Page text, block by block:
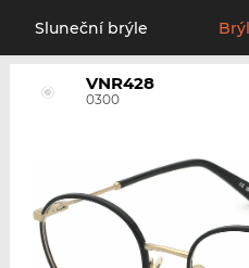
Sluneční brýle
VNR428
0300